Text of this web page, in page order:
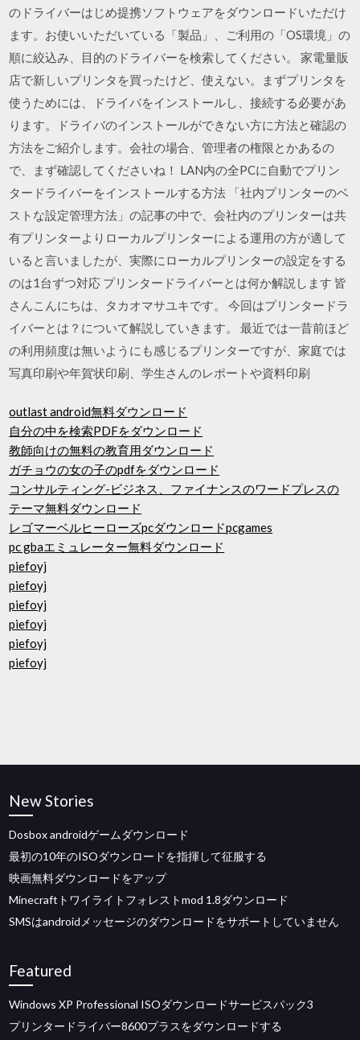
のドライバーはじめ提携ソフトウェアをダウンロードいただけ
ます。お使いいただいている「製品」、ご利用の「OS環境」の
順に絞込み、目的のドライバーを検索してください。 家電量販
店で新しいプリンタを買ったけど、使えない。まずプリンタを
使うためには、ドライバをインストールし、接続する必要があ
ります。ドライバのインストールができない方に方法と確認の
方法をご紹介します。会社の場合、管理者の権限とかあるの
で、まず確認してくださいね！ LAN内の全PCに自動でプリン
タードライバーをインストールする方法 「社内プリンターのベ
ストな設定管理方法」の記事の中で、会社内のプリンターは共
有プリンターよりローカルプリンターによる運用の方が適して
いると言いましたが、実際にローカルプリンターの設定をする
のは1台ずつ対応 プリンタードライバーとは何か解説します 皆
さんこんにちは、タカオマサユキです。 今回はプリンタードラ
イバーとは？について解説していきます。 最近では一昔前ほど
の利用頻度は無いようにも感じるプリンターですが、家庭では
写真印刷や年賀状印刷、学生さんのレポートや資料印刷
outlast android無料ダウンロード
自分の中を検索PDFをダウンロード
教師向けの無料の教育用ダウンロード
ガチョウの女の子のpdfをダウンロード
コンサルティング-ビジネス、ファイナンスのワードプレスの
テーマ無料ダウンロード
レゴマーベルヒーローズpcダウンロードpcgames
pc gbaエミュレーター無料ダウンロード
piefoyj
piefoyj
piefoyj
piefoyj
piefoyj
piefoyj
New Stories
Dosbox androidゲームダウンロード
最初の10年のISOダウンロードを指揮して征服する
映画無料ダウンロードをアップ
Minecraftトワイライトフォレストmod 1.8ダウンロード
SMSはandroidメッセージのダウンロードをサポートしていません
Featured
Windows XP Professional ISOダウンロードサービスパック3
プリンタードライバー8600プラスをダウンロードする